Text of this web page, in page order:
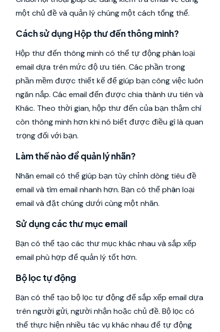
một chủ đề và quản lý chúng một cách tổng thể.
Cách sử dụng Hộp thư đến thông minh?
Hộp thư đến thông minh có thể tự động phân loại
email dựa trên mức độ ưu tiên. Các phần trong
phần mềm được thiết kế để giúp bạn công việc luôn
ngăn nắp. Các email đến được chia thành ưu tiên và
Khác. Theo thời gian, hộp thư đến của bạn thậm chí
còn thông minh hơn khi nó biết được điều gì là quan
trọng đối với bạn.
Làm thế nào để quản lý nhãn?
Nhãn email có thể giúp bạn tùy chỉnh dòng tiêu đề
email và tìm email nhanh hơn. Bạn có thể phân loại
email và đặt chúng dưới cùng một nhãn.
Sử dụng các thư mục email
Bạn có thể tạo các thư mục khác nhau và sắp xếp
email phù hợp để quản lý tốt hơn.
Bộ lọc tự động
Bạn có thể tạo bộ lọc tự động để sắp xếp email dựa
trên người gửi, người nhận hoặc chủ đề. Bộ lọc có
thể thực hiện nhiều tác vụ khác nhau để tự động